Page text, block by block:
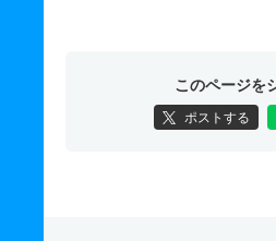
このページを
ポストする